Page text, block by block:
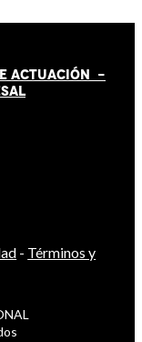
ACTUACIÓN -
- Términos y